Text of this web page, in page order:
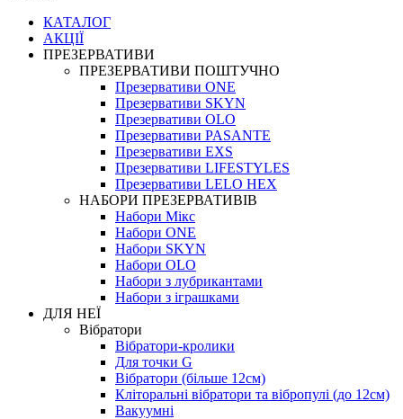
КАТАЛОГ
АКЦІЇ
ПРЕЗЕРВАТИВИ
ПРЕЗЕРВАТИВИ ПОШТУЧНО
Презервативи ONE
Презервативи SKYN
Презервативи OLO
Презервативи PASANTE
Презервативи EXS
Презервативи LIFESTYLES
Презервативи LELO HEX
НАБОРИ ПРЕЗЕРВАТИВІВ
Набори Мікс
Набори ONE
Набори SKYN
Набори OLO
Набори з лубрикантами
Набори з іграшками
ДЛЯ НЕЇ
Вібратори
Вібратори-кролики
Для точки G
Вібратори (більше 12см)
Кліторальні вібратори та вібропулі (до 12см)
Вакуумні